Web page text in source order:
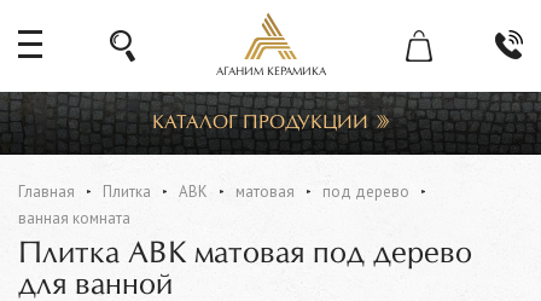
АГАНИМ КЕРАМИКА
КАТАЛОГ ПРОДУКЦИИ
Главная Плитка ABK матовая
под дерево
ванная комната
Плитка ABK матовая под дерево
для ванной